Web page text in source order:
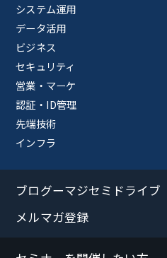
システム運用
データ活用
ビジネス
セキュリティ
営業・マーケ
認証・ID管理
先端技術
インフラ
ブログーマジセミドライブ
メルマガ登録